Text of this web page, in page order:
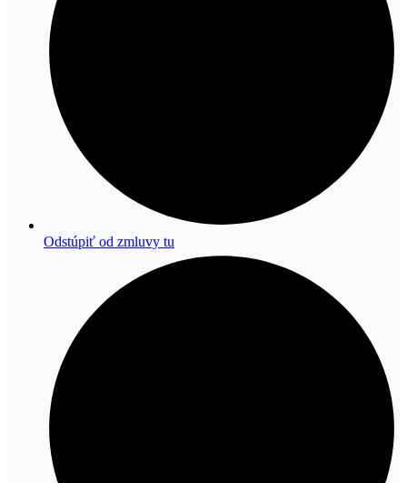
Odstúpiť od zmluvy tu